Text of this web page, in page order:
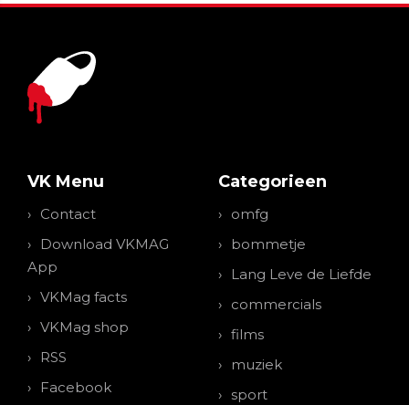
VK Menu
Contact
Download VKMAG
App
VKMag facts
VKMag shop
RSS
Facebook
Categorieen
omfg
bommetje
Lang Leve de Liefde
commercials
films
muziek
sport